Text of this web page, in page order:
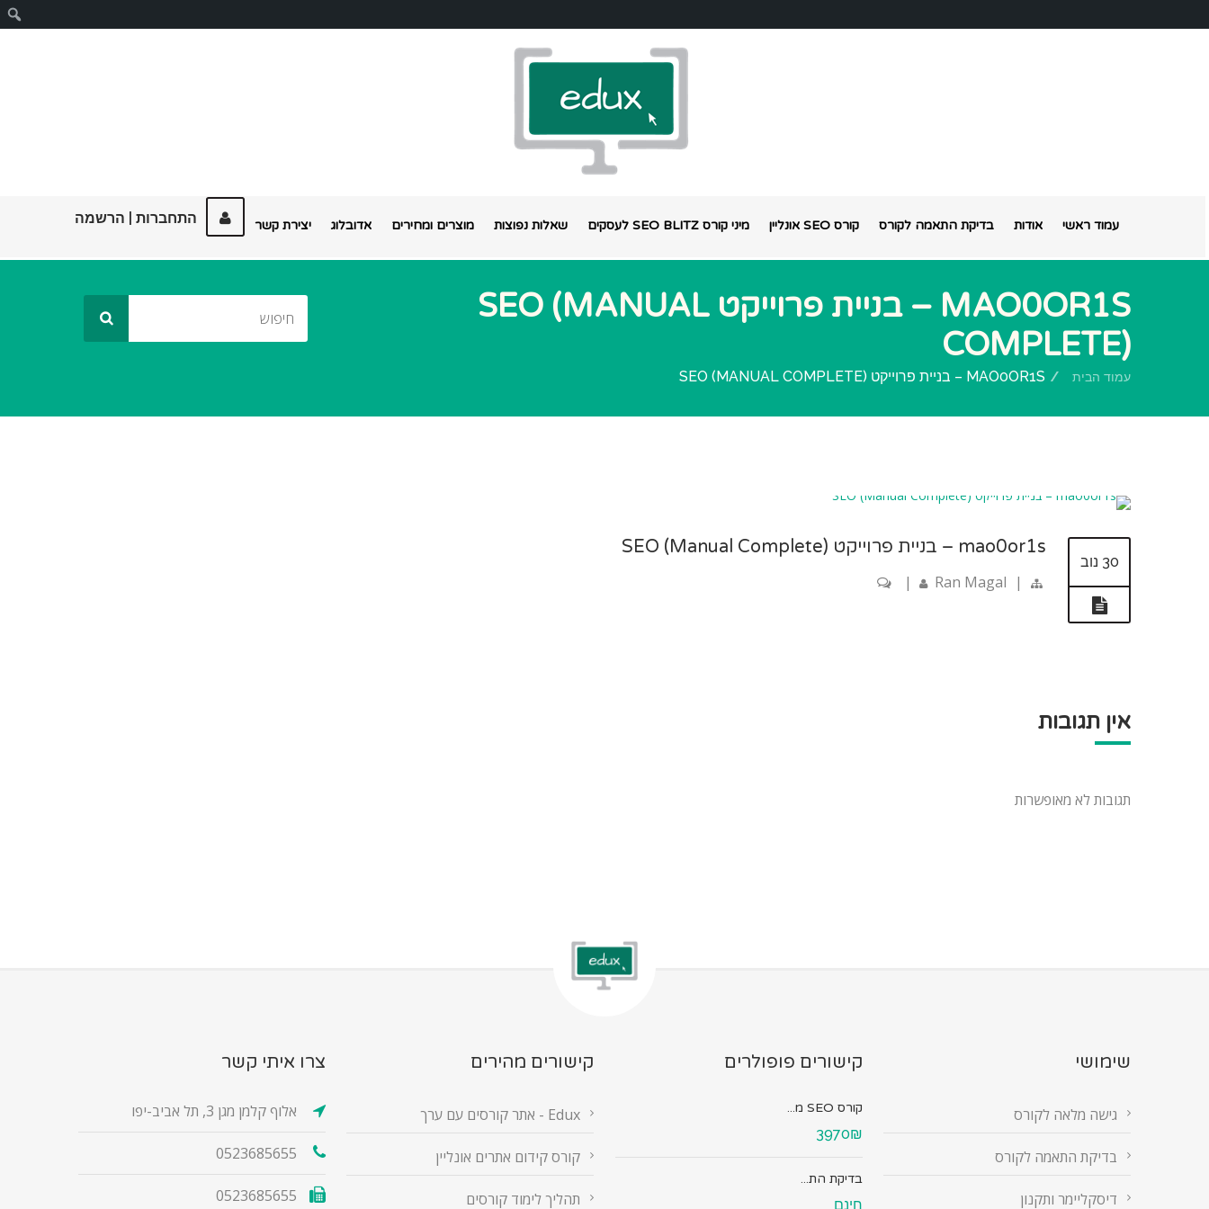
עמוד ראשי אודות בדיקת התאמה לקורס קורס SEO אונליין מיני קורס SEO BLITZ לעסקים שאלות נפוצות מוצרים ומחירים אדובלוג יצירת קשר התחברות הרשמה
MAO0OR1S – בניית פרוייקט SEO (MANUAL
COMPLETE)
עמוד הבית MAO0OR1S – בניית פרוייקט SEO (MANUAL COMPLETE)
30 נוב
mao0or1s – בניית פרוייקט SEO (Manual Complete)
Ran Magal |
|
אין תגובות
תגובות לא מאופשרות
שימושי
גישה מלאה לקורס
בדיקת התאמה לקורס
דיסקליימר ותקנון
קישורים פופולרים
קורס SEO מ...
3970₪
בדיקת הת...
חינם
קישורים מהירים
Edux - אתר קורסים עם ערך
קורס קידום אתרים אונליין
תהליך לימוד קורסים
צרו איתי קשר
אלוף קלמן מגן 3, תל אביב-יפו
0523685655
0523685655